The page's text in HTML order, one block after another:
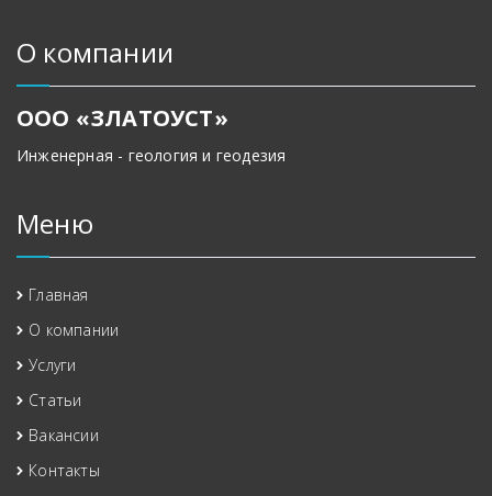
О компании
ООО «ЗЛАТОУСТ»
Инженерная - геология и геодезия
Меню
Главная
О компании
Услуги
Статьи
Вакансии
Контакты